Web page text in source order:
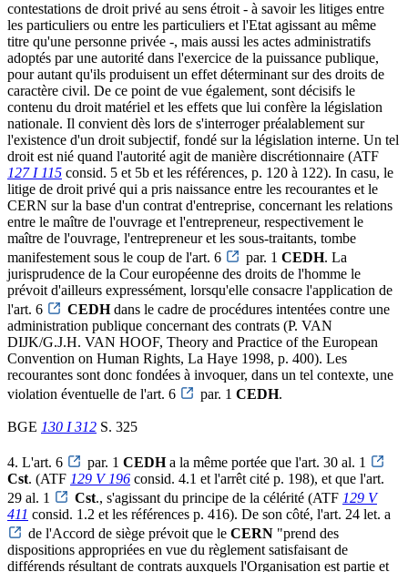
contestations de droit privé au sens étroit - à savoir les litiges entre
les particuliers ou entre les particuliers et l'Etat agissant au même
titre qu'une personne privée -, mais aussi les actes administratifs
adoptés par une autorité dans l'exercice de la puissance publique,
pour autant qu'ils produisent un effet déterminant sur des droits de
caractère civil. De ce point de vue également, sont décisifs le
contenu du droit matériel et les effets que lui confère la législation
nationale. Il convient dès lors de s'interroger préalablement sur
l'existence d'un droit subjectif, fondé sur la législation interne. Un tel
droit est nié quand l'autorité agit de manière discrétionnaire (ATF
127 I 115 consid. 5 et 5b et les références, p. 120 à 122). In casu, le
litige de droit privé qui a pris naissance entre les recourantes et le
CERN sur la base d'un contrat d'entreprise, concernant les relations
entre le maître de l'ouvrage et l'entrepreneur, respectivement le
maître de l'ouvrage, l'entrepreneur et les sous-traitants, tombe
manifestement sous le coup de l'art. 6
par. 1 CEDH. La
jurisprudence de la Cour européenne des droits de l'homme le
prévoit d'ailleurs expressément, lorsqu'elle consacre l'application de
l'art. 6
CEDHdans le cadre de procédures intentées contre une
administration publique concernant des contrats (P. VAN
DIJK/G.J.H. VAN HOOF, Theory and Practice of the European
Convention on Human Rights, La Haye 1998, p. 400). Les
recourantes sont donc fondées à invoquer, dans un tel contexte, une
violation éventuelle de l'art. 6
par. 1 CEDH.
BGE 130 I 312 S. 325
4. L'art. 6 par. 1 CEDHa la même portée que l'art. 30 al. 1
Cst. (ATF 129 V 196 consid. 4.1 et l'arrêt cité p. 198), et que l'art.
29 al. 1
Cst., s'agissant du principe de la célérité (ATF 129 V
411 consid. 1.2 et les références p. 416). De son côté, l'art. 24 let. a
de l'Accord de siège prévoit que le CERN "prend des
dispositions appropriées en vue du règlement satisfaisant de
différends résultant de contrats auxquels l'Organisation est partie et